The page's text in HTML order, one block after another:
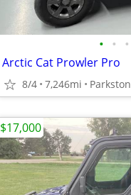
• • •
Arctic Cat Prowler Pro
8/4 7,246mi Parkston
$17,000